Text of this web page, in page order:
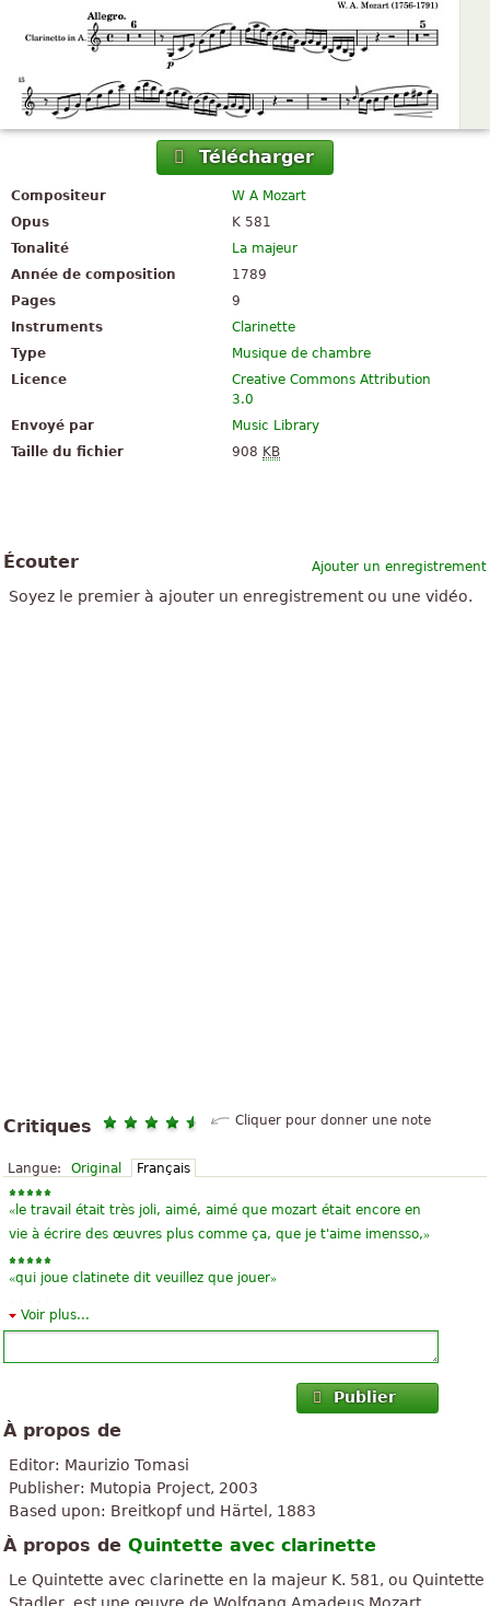
Télécharger
Compositeur
W A Mozart
Opus
K 581
Tonalité
La majeur
Année de composition
1789
Pages
9
Instruments
Clarinette
Type
Musique de chambre
Licence
Creative Commons Attribution
3.0
Envoyé par
Music Library
Taille du fichier
908 KB
Ajouter un enregistrement
Écouter
Soyez le premier à ajouter un enregistrement ou une vidéo.
Critiques Cliquer pour donner une note
Langue: Original Français
« le travail était très joli, aimé, aimé que mozart était encore en
vie à écrire des œuvres plus comme ça, que je t'aime imensso,»
«qui joue clatinete dit veuillez que jouer»
« Merci pour le parti! J'adore le site.
«Je pense que c'est génial musique»
« Kal Nommez cette chanson»
« belllllllllooooooo»
«très bon morceau... »
Voir plus...
Publier
À propos de
Editor: Maurizio Tomasi
Publisher: Mutopia Project, 2003
Based upon: Breitkopf und Härtel, 1883
À propos de Quintette avec clarinette
Le Quintette avec clarinette en la majeur K. 581, ou Quintette
Stadler, est une œuvre de Wolfgang Amadeus Mozart,